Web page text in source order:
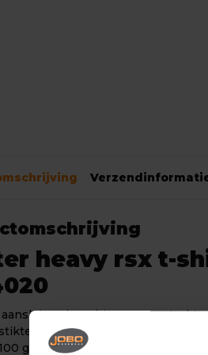
heavy rsx t-
aansluitende t-shirt met
halsopening. elastaan in
gecertificeerd.